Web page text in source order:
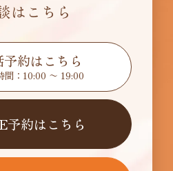
はこちら
約はこちら
間：10:00 〜 19:00
予約はこちら